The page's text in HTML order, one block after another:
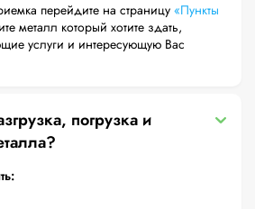
перейдите на страницу «Пункты
металл который хотите здать,
погрузка и